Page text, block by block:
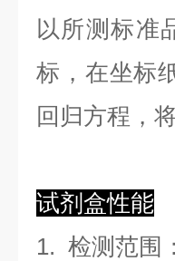
以所测标准
标，在坐标
回归方程 ，
试剂盒性能
1. 检测范围 ：